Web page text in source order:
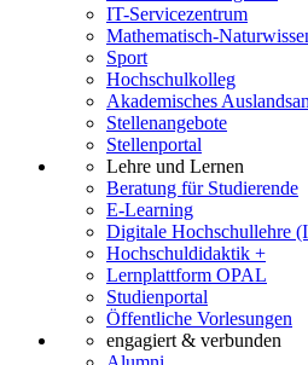
IT-Servicezentrum
Mathematisch-
Sport
Hochschulkolleg
Akademisches
Stellenangebote
Stellenportal
Lehre und Lernen
Beratung für Studierende
E-Learning
Digitale Hochschullehre
Hochschuldidaktik +
Lernplattform OPAL
Studienportal
Öffentliche Vorlesungen
engagiert & verbunden